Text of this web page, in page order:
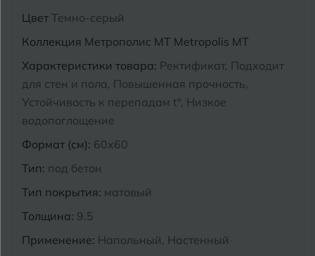
Цвет Темно-серый
Коллекция Метрополис MT Metropolis MT
Характеристики товара: Ректификат, Подходит
для стен и пола, Повышенная прочность,
Устойчивость к перепадам t°, Низкое
водопоглощение
Формат (см): 60x60
Тип: под бетон
Тип покрытия: матовый
Толщина: 9.5
Применение: Напольный, Настенный
Курганинск
Магнитогорск
Муром
Чебоксары
Челябинск
Э